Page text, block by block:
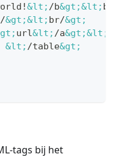
&lt; /b&gt;&lt;
&gt;&lt; br/&gt;
url&lt; /a&gt;&lt;
&lt; /table&gt;
tags bij het